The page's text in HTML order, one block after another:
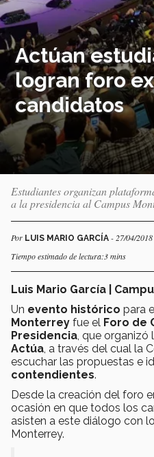
Actúan
logran foro
candidatos
Estudiantes organizan
a la presidencia al Campus
Por LUIS MARIO GARCÍA - 27/04/2018
Tiempo estimado de lectura:3 mins
Luis Mario García |
Un evento histórico para
Monterrey fue el Foro de
Presidencia , que organizó
Actúa , a través del cual la
escuchar las propuestas e
contendientes.
Desde la creación del foro
ocasión en que todos los
asisten a este diálogo con
Monterrey.